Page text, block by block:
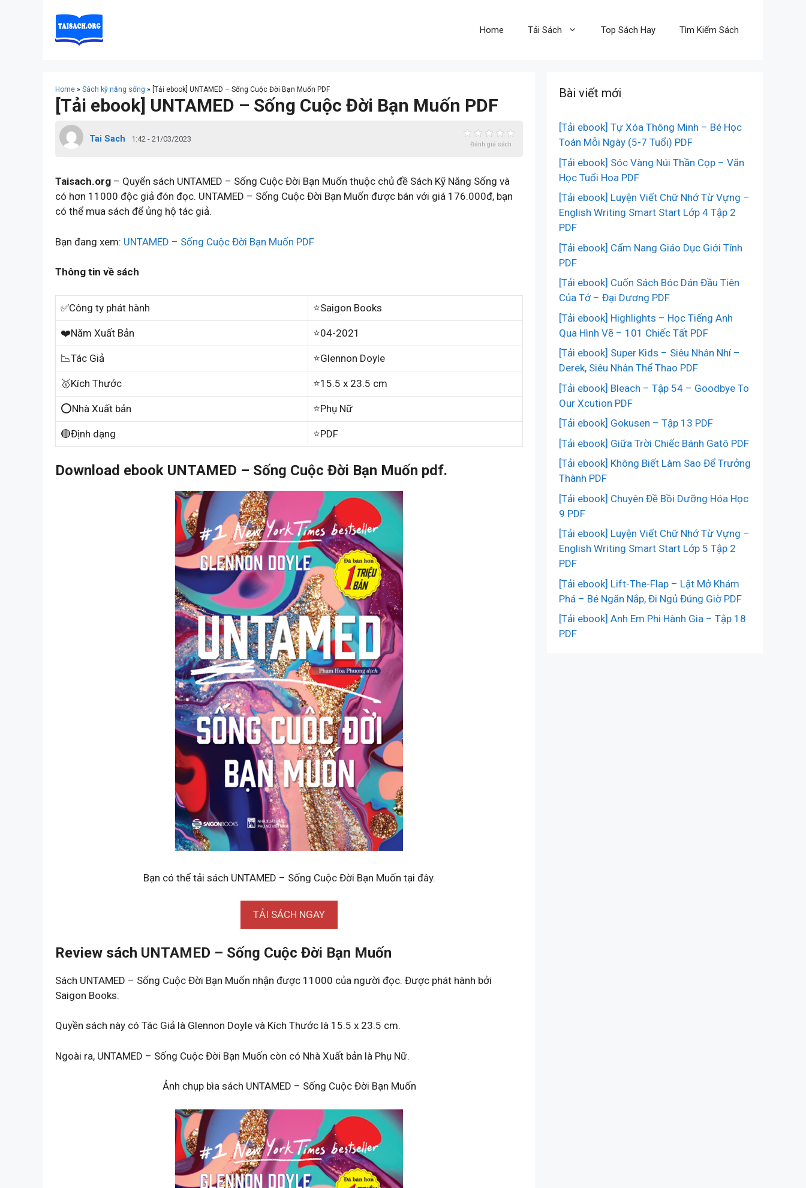
Home Tải Sách Top Sách Hay Tìm Kiếm Sách
Home » Sách kỹ năng sống » [Tải ebook] UNTAMED – Sống Cuộc Đời Bạn Muốn PDF
[Tải ebook] UNTAMED – Sống Cuộc Đời Bạn Muốn PDF
Tai Sach 1:42 - 21/03/2023
Đánh giá sách
Taisach.org – Quyển sách UNTAMED – Sống Cuộc Đời Bạn Muốn thuộc chủ đề Sách Kỹ Năng Sống và
có hơn 11000 độc giả đón đọc. UNTAMED – Sống Cuộc Đời Bạn Muốn được bán với giá 176.000đ, bạn
có thể mua sách để ủng hộ tác giả.
Bạn đang xem: UNTAMED – Sống Cuộc Đời Bạn Muốn PDF
Thông tin về sách
✅Công ty phát hành ⭐Saigon Books
❤️Năm Xuất Bản ⭐04-2021
📉Tác Giả ⭐Glennon Doyle
🥇Kích Thước ⭐15.5 x 23.5 cm
⭕Nhà Xuất bản ⭐Phụ Nữ
🔴Định dạng ⭐PDF
Download ebook UNTAMED – Sống Cuộc Đời Bạn Muốn pdf.
Bạn có thể tải sách UNTAMED – Sống Cuộc Đời Bạn Muốn tại đây.
TẢI SÁCH NGAY
Review sách UNTAMED – Sống Cuộc Đời Bạn Muốn
Sách UNTAMED – Sống Cuộc Đời Bạn Muốn nhận được 11000 của người đọc. Được phát hành bởi
Saigon Books.
Quyền sách này có Tác Giả là Glennon Doyle và Kích Thước là 15.5 x 23.5 cm.
Ngoài ra, UNTAMED – Sống Cuộc Đời Bạn Muốn còn có Nhà Xuất bản là Phụ Nữ.
Ảnh chụp bìa sách UNTAMED – Sống Cuộc Đời Bạn Muốn
Bài viết mới
[Tải ebook] Tự Xóa Thông Minh – Bé Học
Toán Mỗi Ngày (5-7 Tuổi) PDF
[Tải ebook] Sóc Vàng Núi Thần Cọp – Văn
Học Tuổi Hoa PDF
[Tải ebook] Luyện Viết Chữ Nhớ Từ Vựng –
English Writing Smart Start Lớp 4 Tập 2
PDF
[Tải ebook] Cẩm Nang Giáo Dục Giới Tính
PDF
[Tải ebook] Cuốn Sách Bóc Dán Đầu Tiên
Của Tớ – Đại Dương PDF
[Tải ebook] Highlights – Học Tiếng Anh
Qua Hình Vẽ – 101 Chiếc Tất PDF
[Tải ebook] Super Kids – Siêu Nhân Nhí –
Derek, Siêu Nhân Thể Thao PDF
[Tải ebook] Bleach – Tập 54 – Goodbye To
Our Xcution PDF
[Tải ebook] Gokusen – Tập 13 PDF
[Tải ebook] Giữa Trời Chiếc Bánh Gatô PDF
[Tải ebook] Không Biết Làm Sao Để Trưởng
Thành PDF
[Tải ebook] Chuyên Đề Bồi Dưỡng Hóa Học
9 PDF
[Tải ebook] Luyện Viết Chữ Nhớ Từ Vựng –
English Writing Smart Start Lớp 5 Tập 2
PDF
[Tải ebook] Lift-The-Flap – Lật Mở Khám
Phá – Bé Ngăn Nắp, Đi Ngủ Đúng Giờ PDF
[Tải ebook] Anh Em Phi Hành Gia – Tập 18
PDF